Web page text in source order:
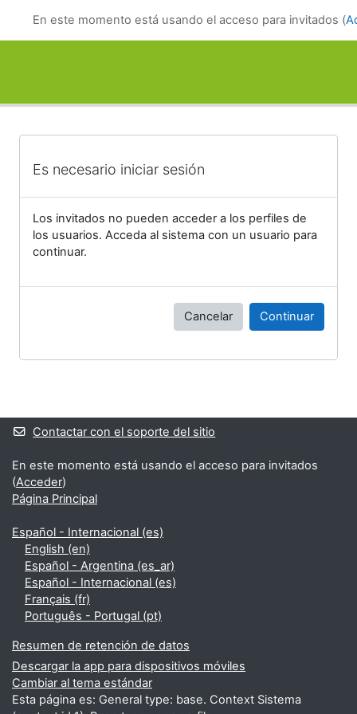
En este momento está usando el acceso para invitados (
Es necesario iniciar sesión
Los invitados no pueden acceder a los perfiles de
los usuarios. Acceda al sistema con un usuario para
continuar.
Cancelar Continuar
Bloques suplementarios
Contactar con el soporte del sitio
En este momento está usando el acceso para invitados
(Acceder)
Página Principal
Español - Internacional ‎(es)‎
English ‎(en)‎
Español - Argentina ‎(es_ar)‎
Español - Internacional ‎(es)‎
Français ‎(fr)‎
Português - Portugal ‎(pt)‎
Resumen de retención de datos
Descargar la app para dispositivos móviles
Cambiar al tema estándar
Esta página es: General type: base. Context Sistema